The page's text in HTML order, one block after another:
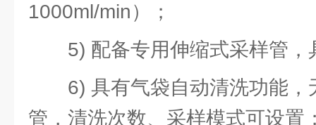
1000ml/min）；
5) 配备专用伸缩式采样管，
6) 具有气袋自动清洗功能
管，清洗次数、采样模式可设置